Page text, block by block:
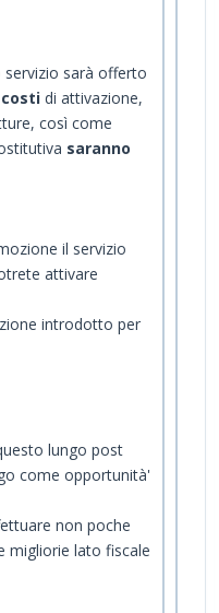
sarà offerto
di attivazione,
così come
saranno
il servizio
attivare
introdotto per
lungo post
come opportunità'
non poche
migliorie lato fiscale